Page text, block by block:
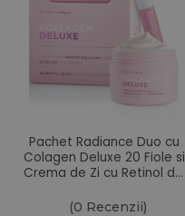
Pachet Radiance Duo cu
Colagen Deluxe 20 Fiole si
Crema de Zi cu Retinol din
(0 Recenzii)